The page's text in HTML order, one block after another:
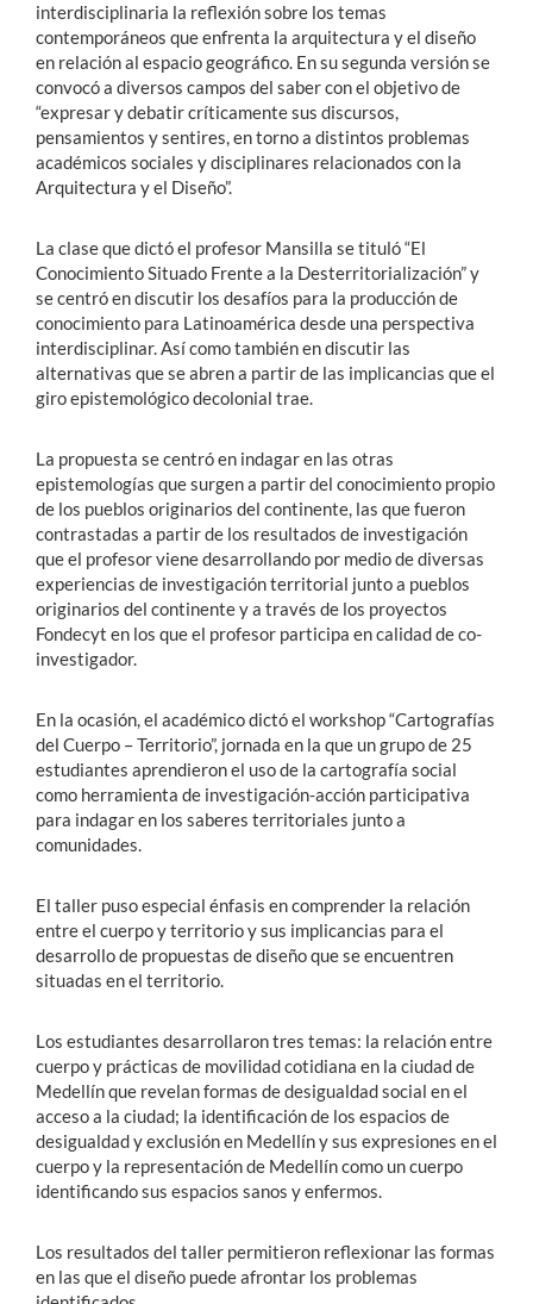
interdisciplinaria la reflexión sobre los temas
contemporáneos que enfrenta la arquitectura y el diseño
en relación al espacio geográfico. En su segunda versión se
convocó a diversos campos del saber con el objetivo de
“expresar y debatir críticamente sus discursos,
pensamientos y sentires, en torno a distintos problemas
académicos sociales y disciplinares relacionados con la
Arquitectura y el Diseño”.
La clase que dictó el profesor Mansilla se tituló “El
Conocimiento Situado Frente a la Desterritorialización” y
se centró en discutir los desafíos para la producción de
conocimiento para Latinoamérica desde una perspectiva
interdisciplinar. Así como también en discutir las
alternativas que se abren a partir de las implicancias que el
giro epistemológico decolonial trae.
La propuesta se centró en indagar en las otras
epistemologías que surgen a partir del conocimiento propio
de los pueblos originarios del continente, las que fueron
contrastadas a partir de los resultados de investigación
que el profesor viene desarrollando por medio de diversas
experiencias de investigación territorial junto a pueblos
originarios del continente y a través de los proyectos
Fondecyt en los que el profesor participa en calidad de co-
investigador.
En la ocasión, el académico dictó el workshop “Cartografías
del Cuerpo – Territorio”, jornada en la que un grupo de 25
estudiantes aprendieron el uso de la cartografía social
como herramienta de investigación-acción participativa
para indagar en los saberes territoriales junto a
comunidades.
El taller puso especial énfasis en comprender la relación
entre el cuerpo y territorio y sus implicancias para el
desarrollo de propuestas de diseño que se encuentren
situadas en el territorio.
Los estudiantes desarrollaron tres temas: la relación entre
cuerpo y prácticas de movilidad cotidiana en la ciudad de
Medellín que revelan formas de desigualdad social en el
acceso a la ciudad; la identificación de los espacios de
desigualdad y exclusión en Medellín y sus expresiones en el
cuerpo y la representación de Medellín como un cuerpo
identificando sus espacios sanos y enfermos.
Los resultados del taller permitieron reflexionar las formas
en las que el diseño puede afrontar los problemas